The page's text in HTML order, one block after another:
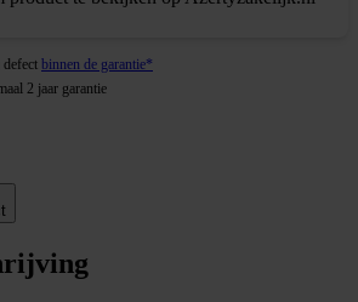
binnen de garantie*
2 jaar garantie